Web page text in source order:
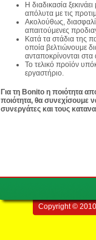
Η διαδικασία
απόλυτα με τις
Ακολούθως,
απαιτούμενες
Κατά τα στάδια της
οποία βελτιώνουμε
ανταποκρίνονται
Το τελικό προϊόν
εργαστήριο.
Για τη Bonito η ποιότητα
ποιότητα, θα συνεχίσουμε
συνεργάτες και τους
Copyright ©